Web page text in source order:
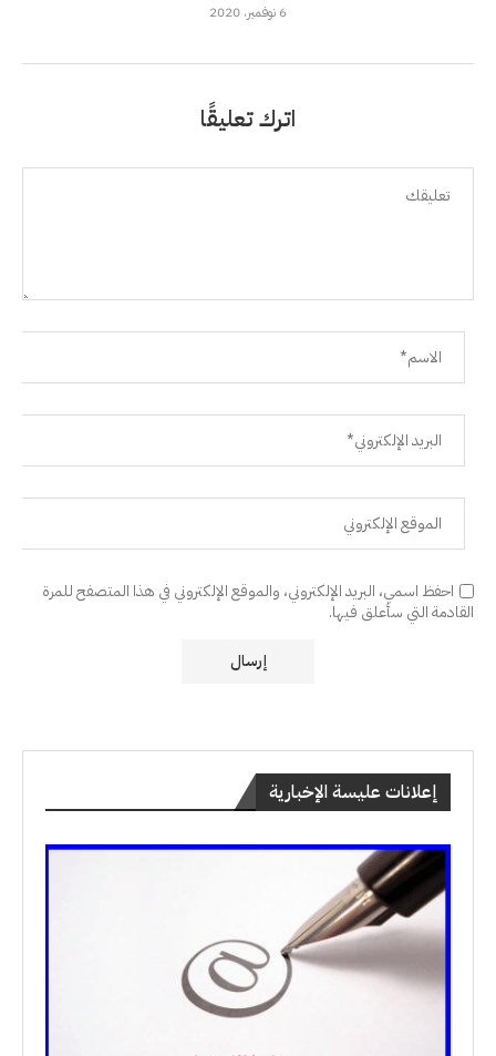
6 نوفمبر، 2020
اترك تعليقًا
احفظ اسمي، البريد الإلكتروني، والموقع الإلكتروني في هذا المتصفح للمرة
القادمة التي سأعلق فيها.
إعلانات عليسة الإخبارية